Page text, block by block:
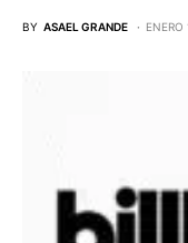
BY ASAEL GRANDE